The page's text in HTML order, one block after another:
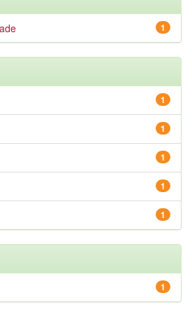
1
1
1
1
1
1
1